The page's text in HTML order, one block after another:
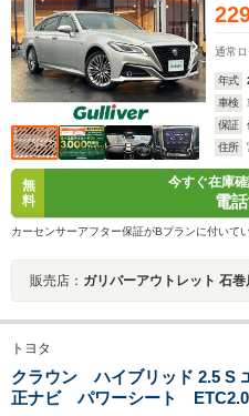
通常
年式
車検
保証
住所
無
料
今すぐ在庫
電
カーセンサーアフター保証がBプランに付いて
販売店： ガリバーアウトレット 石巻
トヨタ
クラウン ハイブリッド 2.5 S
正ナビ パワーシート